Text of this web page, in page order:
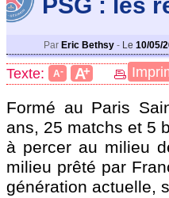
Par Eric Bethsy - Le 10/05/
Texte: A- A+
Formé au Paris
ans, 25 matchs et 5
à percer au milieu
milieu prêté par
génération actuelle,